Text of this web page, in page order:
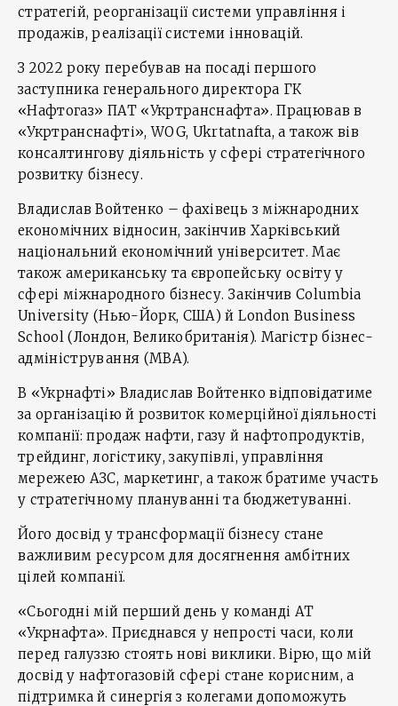
стратегій, реорганізації системи управління і
продажів, реалізації системи інновацій.
З 2022 року перебував на посаді першого
заступника генерального директора ГК
«Нафтогаз» ПАТ «Укртранснафта». Працював в
«Укртранснафті», WOG, Ukrtatnafta, а також вів
консалтингову діяльність у сфері стратегічного
розвитку бізнесу.
Владислав Войтенко – фахівець з міжнародних
економічних відносин, закінчив Харківський
національний економічний університет. Має
також американську та європейську освіту у
сфері міжнародного бізнесу. Закінчив Columbia
University (Нью-Йорк, США) й London Business
School (Лондон, Великобританія). Магістр бізнес-
адміністрування (МВА).
В «Укрнафті» Владислав Войтенко відповідатиме
за організацію й розвиток комерційної діяльності
компанії: продаж нафти, газу й нафтопродуктів,
трейдинг, логістику, закупівлі, управління
мережею АЗС, маркетинг, а також братиме участь
у стратегічному плануванні та бюджетуванні.
Його досвід у трансформації бізнесу стане
важливим ресурсом для досягнення амбітних
цілей компанії.
«Сьогодні мій перший день у команді АТ
«Укрнафта». Приєднався у непрості часи, коли
перед галуззю стоять нові виклики. Вірю, що мій
досвід у нафтогазовій сфері стане корисним, а
підтримка й синергія з колегами допоможуть